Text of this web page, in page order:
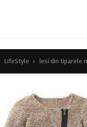
LifeStyle Iesi din tiparele